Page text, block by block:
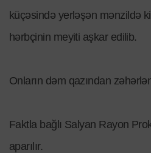
küçəsində yerləşən mənzildə
hərbçinin meyiti aşkar edilib.
Onların dəm qazından
Faktla bağlı Salyan Rayon
aparılır.